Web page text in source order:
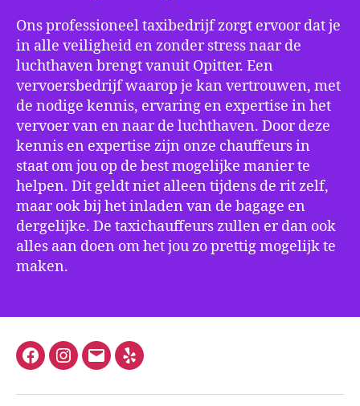
Ons professioneel taxibedrijf zorgt ervoor dat je
in alle veiligheid en zonder stress naar de
luchthaven brengt vanuit Opitter. Een
vervoersbedrijf waarop je kan vertrouwen, met
de nodige kennis, ervaring en expertise in het
vervoer van en naar de luchthaven. Door deze
kennis en expertise zijn onze chauffeurs in
staat om jou op de best mogelijke manier te
helpen. Dit geldt niet alleen tijdens de rit zelf,
maar ook bij het inladen van de bagage en
dergelijke. De taxichauffeurs zullen er dan ook
alles aan doen om het jou zo prettig mogelijk te
maken.
FacebookInstagram
E-
Yelp